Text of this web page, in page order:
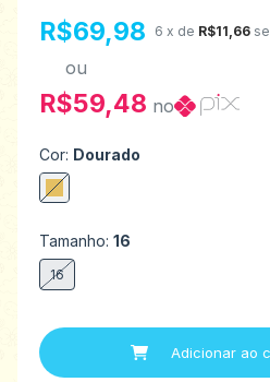
R$69,98 6 x de R$11,66
ou
R$59,48 no
Cor: Dourado
Tamanho: 16
16